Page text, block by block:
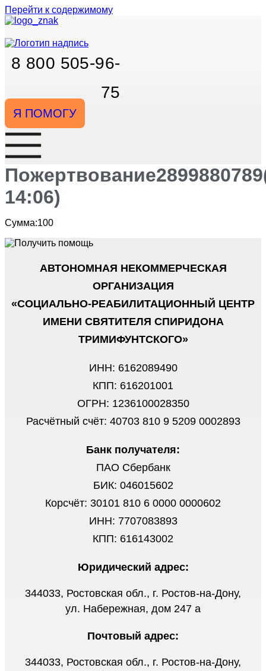
Перейти к содержимому
8 800 505-96-
75
Я ПОМОГУ
14:06)
Сумма:100
АВТОНОМНАЯ НЕКОММЕРЧЕСКАЯ
ОРГАНИЗАЦИЯ
«СОЦИАЛЬНО-РЕАБИЛИТАЦИОННЫЙ ЦЕНТР
ИМЕНИ СВЯТИТЕЛЯ СПИРИДОНА
ТРИМИФУНТСКОГО»
ИНН: 6162089490
КПП: 616201001
ОГРН: 1236100028350
Расчётный счёт: 40703 810 9 5209 0002893
Банк получателя:
ПАО Сбербанк
БИК: 046015602
Корсчёт: 30101 810 6 0000 0000602
ИНН: 7707083893
КПП: 616143002
Юридический адрес:
344033, Ростовская обл., г. Ростов-на-Дону,
ул. Набережная, дом 247 а
Почтовый адрес:
344033, Ростовская обл., г. Ростов-на-Дону,